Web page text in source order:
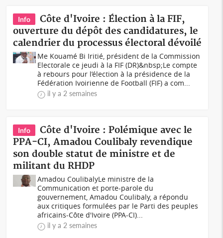
Info
Côte d'Ivoire : Élection à la FIF,
ouverture du dépôt des candidatures, le
calendrier du processus électoral dévoilé
Me Kouamé Bi Iritié, président de la Commission
Electorale ce jeudi à la FIF (DR)&nbsp;Le compte
à rebours pour l’élection à la présidence de la
Fédération Ivoirienne de Football (FIF) a com...
il y a 2 semaines
Info
Côte d'Ivoire : Polémique avec le
PPA-CI, Amadou Coulibaly revendique
son double statut de ministre et de
militant du RHDP
Amadou CoulibalyLe ministre de la
Communication et porte-parole du
gouvernement, Amadou Coulibaly, a répondu
aux critiques formulées par le Parti des peuples
africains-Côte d'Ivoire (PPA-CI)...
il y a 2 semaines